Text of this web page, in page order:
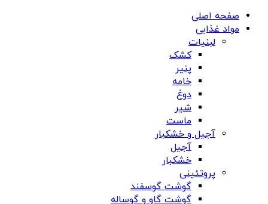
صفحه اصلی
مواد غذایی
لبنیات
کشک
پنیر
خامه
دوغ
شیر
ماست
آجیل و خشکبار
آجیل
خشکبار
پروتئینی
گوشت گوسفند
گوشت گاو و گوساله